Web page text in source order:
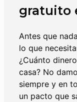
gratuito
Antes que
lo que
¿Cuánto
casa? No
siempre y en
un pacto que